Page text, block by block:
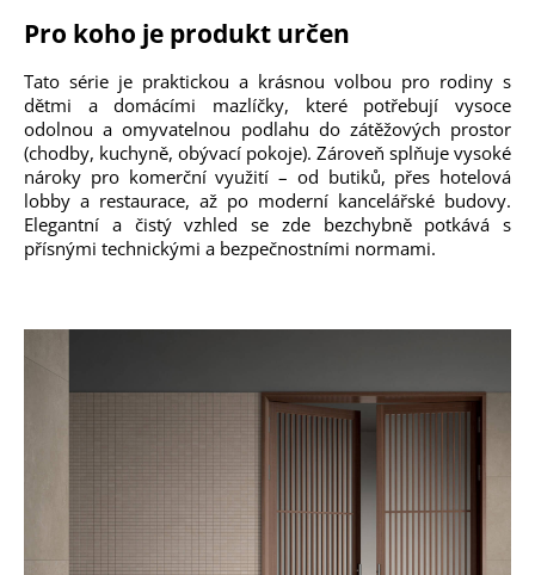
Pro koho je produkt určen
Tato série je praktickou a krásnou volbou pro rodiny s
dětmi a domácími mazlíčky, které potřebují vysoce
odolnou a omyvatelnou podlahu do zátěžových prostor
(chodby, kuchyně, obývací pokoje). Zároveň splňuje vysoké
nároky pro komerční využití – od butiků, přes hotelová
lobby a restaurace, až po moderní kancelářské budovy.
Elegantní a čistý vzhled se zde bezchybně potkává s
přísnými technickými a bezpečnostními normami.